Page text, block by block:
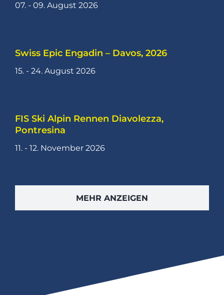
07. - 09. August 2026
Swiss Epic Engadin – Davos, 2026
15. - 24. August 2026
FIS Ski Alpin Rennen Diavolezza,
Pontresina
11. - 12. November 2026